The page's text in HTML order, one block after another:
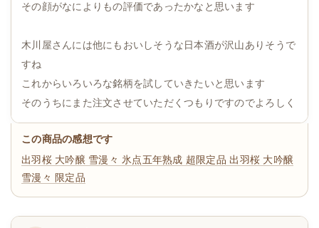
その顔がなによりもの評価であったかなと思います
木川屋さんには他にもおいしそうな日本酒が沢山ありそうで
すね
これからいろいろな銘柄を試していきたいと思います
そのうちにまた注文させていただくつもりですのでよろしく
この商品の感想です
出羽桜 大吟醸 雪漫々 氷点五年熟成 超限定品 出羽桜 大吟醸
雪漫々 限定品